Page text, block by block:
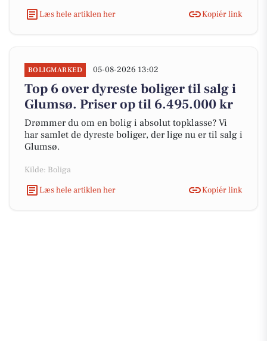
Læs hele artiklen her
Kopiér link
BOLIGMARKED 05-08-2026 13:02
Top 6 over dyreste boliger til salg i
Glumsø. Priser op til 6.495.000 kr
Drømmer du om en bolig i absolut topklasse? Vi
har samlet de dyreste boliger, der lige nu er til salg i
Glumsø.
Kilde: Boliga
Læs hele artiklen her
Kopiér link